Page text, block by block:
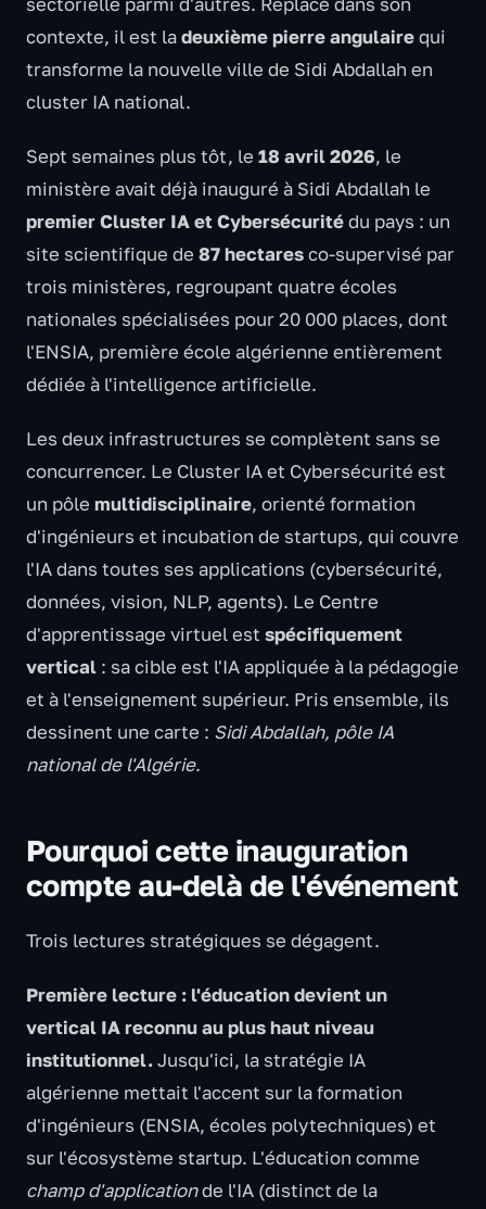
sectorielle parmi d'autres. Replacé dans son
contexte, il est la deuxième pierre angulaire qui
transforme la nouvelle ville de Sidi Abdallah en
cluster IA national.
Sept semaines plus tôt, le 18 avril 2026, le
ministère avait déjà inauguré à Sidi Abdallah le
premier Cluster IA et Cybersécurité du pays : un
site scientifique de 87 hectares co-supervisé par
trois ministères, regroupant quatre écoles
nationales spécialisées pour 20 000 places, dont
l'ENSIA, première école algérienne entièrement
dédiée à l'intelligence artificielle.
Les deux infrastructures se complètent sans se
concurrencer. Le Cluster IA et Cybersécurité est
un pôle multidisciplinaire, orienté formation
d'ingénieurs et incubation de startups, qui couvre
l'IA dans toutes ses applications (cybersécurité,
données, vision, NLP, agents). Le Centre
d'apprentissage virtuel est spécifiquement
vertical : sa cible est l'IA appliquée à la pédagogie
et à l'enseignement supérieur. Pris ensemble, ils
dessinent une carte : Sidi Abdallah, pôle IA
national de l'Algérie.
Pourquoi cette inauguration
compte au-delà de l'événement
Trois lectures stratégiques se dégagent.
Première lecture : l'éducation devient un
vertical IA reconnu au plus haut niveau
institutionnel. Jusqu'ici, la stratégie IA
algérienne mettait l'accent sur la formation
d'ingénieurs (ENSIA, écoles polytechniques) et
sur l'écosystème startup. L'éducation comme
champ d'applicationde l'IA (distinct de la